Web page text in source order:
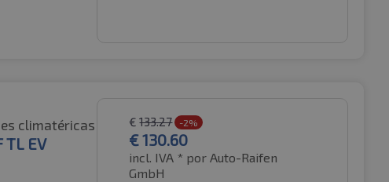
climatéricas
TL EV
€ 133.27 -2%
€130.60
incl. IVA * por Auto-Raifen
GmbH